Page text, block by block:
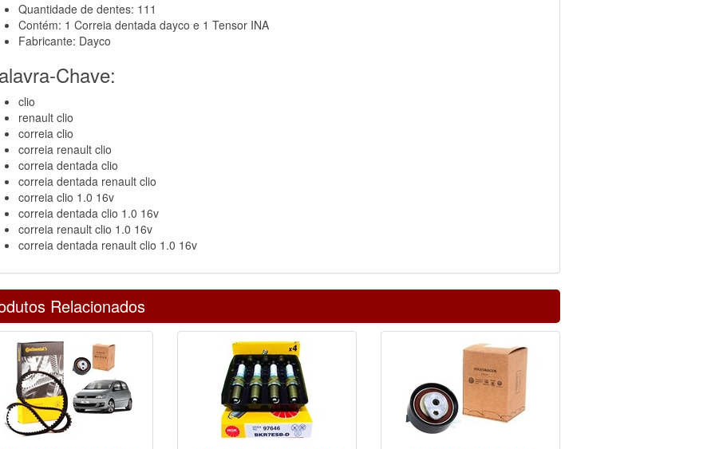
Quantidade de dentes: 111
Contém: 1 Correia dentada dayco e 1 Tensor INA
Fabricante: Dayco
Chave:
clio
renault clio
correia clio
correia renault clio
correia dentada clio
correia dentada renault clio
correia clio 1.0 16v
correia dentada clio 1.0 16v
correia renault clio 1.0 16v
correia dentada renault clio 1.0 16v
Relacionados